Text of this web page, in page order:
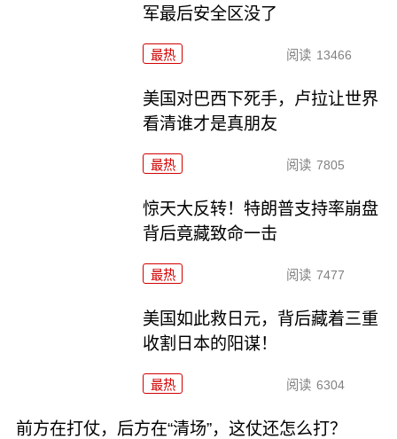
军最后安全区没了
最热 阅读 13466
美国对巴西下死手，卢拉让世界
看清谁才是真朋友
最热 阅读 7805
惊天大反转！特朗普支持率崩盘
背后竟藏致命一击
最热 阅读 7477
美国如此救日元，背后藏着三重
收割日本的阳谋！
最热 阅读 6304
前方在打仗，后方在“清场”，这仗还怎么打？